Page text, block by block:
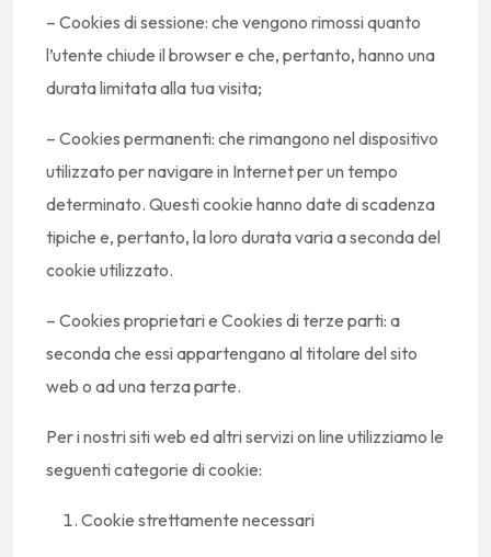
– Cookies di sessione: che vengono rimossi quanto
l’utente chiude il browser e che, pertanto, hanno una
durata limitata alla tua visita;
– Cookies permanenti: che rimangono nel dispositivo
utilizzato per navigare in Internet per un tempo
determinato. Questi cookie hanno date di scadenza
tipiche e, pertanto, la loro durata varia a seconda del
cookie utilizzato.
– Cookies proprietari e Cookies di terze parti: a
seconda che essi appartengano al titolare del sito
web o ad una terza parte.
Per i nostri siti web ed altri servizi on line utilizziamo le
seguenti categorie di cookie:
Cookie strettamente necessari